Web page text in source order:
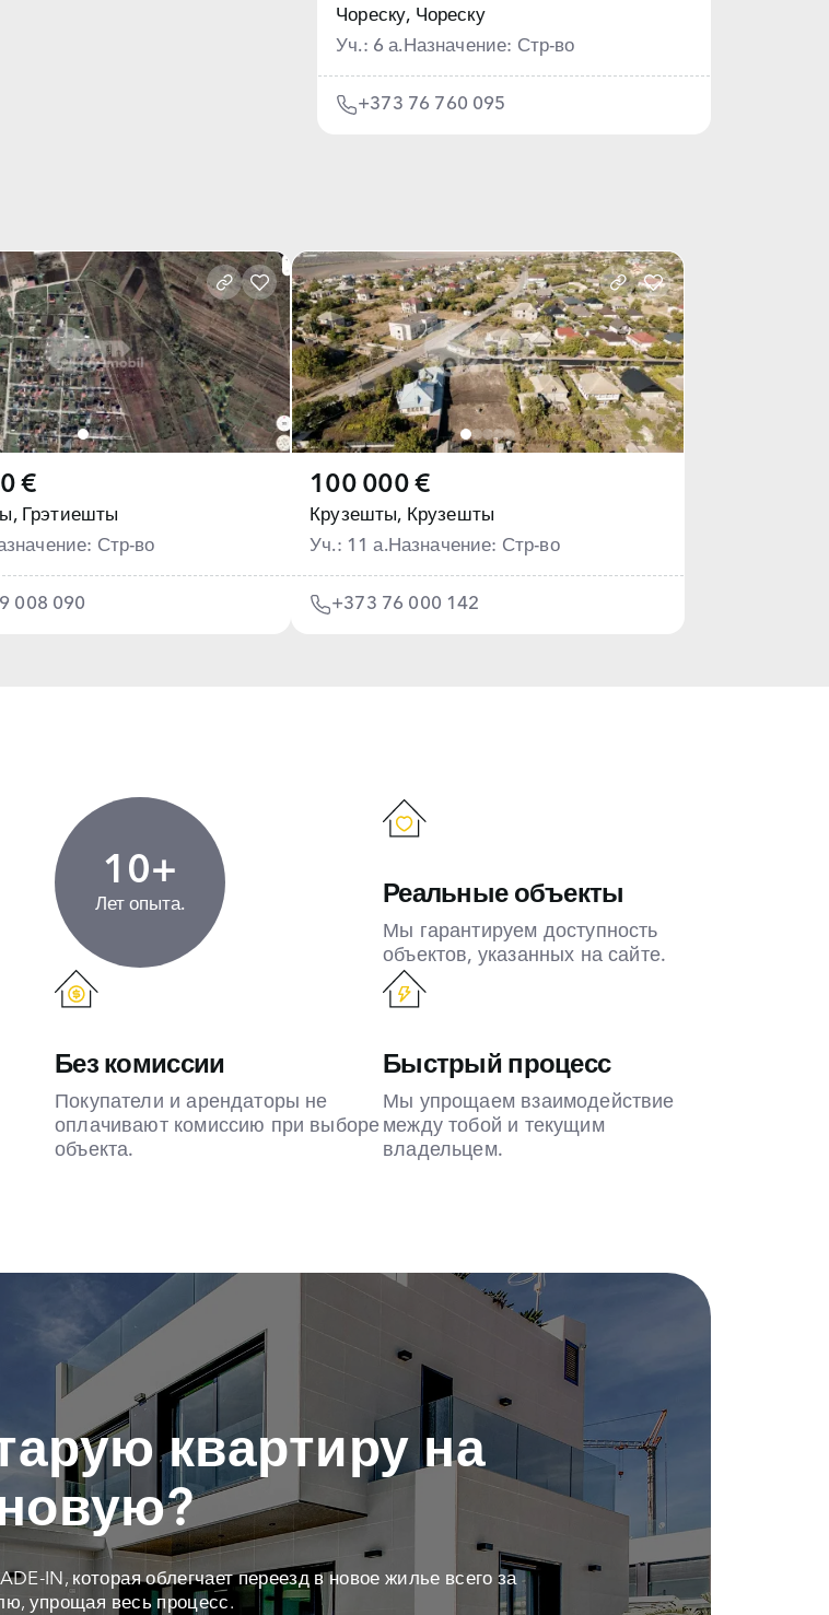
Чореску, Чореску
Уч.: 6 а. Назначение: Стр-во
+373 76 760 095
€
Грэтиешты
Стр-во
008 090
100 000 €
Крузешты, Крузешты
Уч.: 11 а.Назначение: Стр-во
+373 76 000 142
10+
Лет опыта. Реальные объекты
Мы гарантируем доступность
объектов, указанных на сайте.
Без комиссии
Покупатели и арендаторы не
оплачивают комиссию при выборе
объекта.
Быстрый процесс
Мы упрощаем взаимодействие
между тобой и текущим
владельцем.
квартиру на
IN, которая облегчает переезд в новое жилье всего за
упрощая весь процесс.